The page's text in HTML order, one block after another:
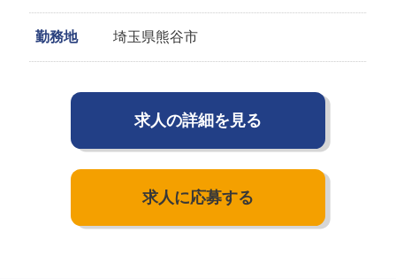
勤務地 埼玉県熊谷市
求人の詳細を見る
求人に応募する